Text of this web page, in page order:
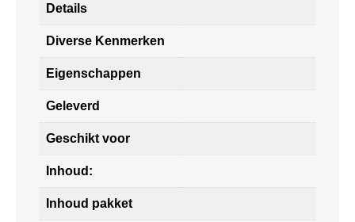
Details
Diverse Kenmerken
Eigenschappen
Geleverd
Geschikt voor
Inhoud:
Inhoud pakket